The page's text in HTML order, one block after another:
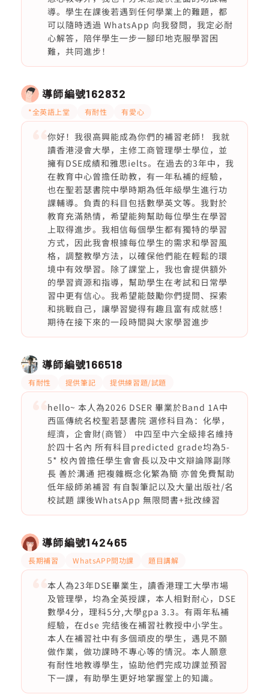
導。學生在課後若遇到任何學業上的難題，都
可以隨時透過 WhatsApp 向我發問，我定必耐
心解答，陪伴學生一步一腳印地克服學習困
難，共同進步！
導師編號162832
*全英語上堂 有耐性 有愛心
你好！我很高興能成為你們的補習老師！ 我就
讀香港浸會大學，主修工商管理學士學位，並
擁有DSE成績和雅思ielts。在過去的3年中，我
在教育中心曾擔任助教，有一年私補的經驗，
也在聖若瑟書院中學時期為低年級學生進行功
課輔導。負責的科目包括數學英文等。我對於
教育充滿熱情，希望能夠幫助每位學生在學習
上取得進步。我相信每個學生都有獨特的學習
方式，因此我會根據每位學生的需求和學習風
格，調整教學方法，以確保他們能在輕鬆的環
境中有效學習。除了課堂上，我也會提供額外
的學習資源和指導，幫助學生在考試和日常學
習中更有信心。我希望能鼓勵你們提問、探索
和挑戰自己，讓學習變得有趣且富有成就感！
期待在接下來的一段時間與大家學習進步
導師編號166518
有耐性 提供筆記 提供練習題/試題
hello~ 本人為2026 DSER 畢業於Band 1A中
西區傳統名校聖若瑟書院 選修科目為：化學，
經濟，企會財(商管） 中四至中六全級排名維持
於四十名內 所有科目predicted grade均為5-
5* 校內曾擔任學生會會長以及中文辯論隊副隊
長 善於溝通 把複雜概念化繁為簡 亦曾免費幫助
低年級師弟補習 有自製筆記以及大量出版社/名
校試題 課後WhatsApp 無限問書+批改練習
導師編號142465
長期補習 WhatsAPP問功課 題目講解
本人為23年DSE畢業生，讀香港理工大學市場
及管理學，均為全英授課，本人相對耐心，DSE
數學4分，理科5分,大學gpa 3.3。有兩年私補
經驗，在dse 完结後在補習社教授中小学生。
本人在補習社中有多個頑皮的學生，遇見不願
做作業，做功課時不專心等的情況。本人願意
有耐性地教導學生，協助他們完成功課並預習
下一課，有助學生更好地掌握堂上的知識。